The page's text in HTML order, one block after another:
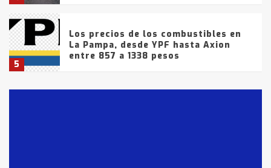
5
Los precios de los combustibles en
La Pampa, desde YPF hasta Axion
entre 857 a 1338 pesos